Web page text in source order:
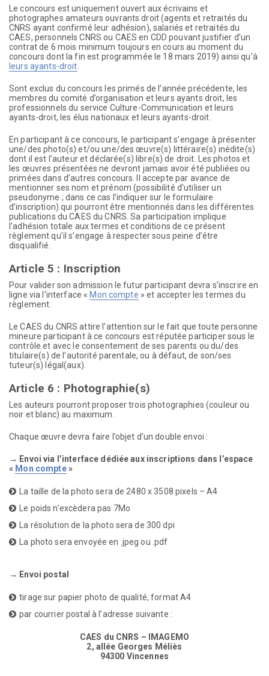
Le concours est uniquement ouvert aux écrivains et
photographes amateurs ouvrants droit (agents et retraités du
CNRS ayant confirmé leur adhésion), salariés et retraités du
CAES, personnels CNRS ou CAES en CDD pouvant justifier d’un
contrat de 6 mois minimum toujours en cours au moment du
concours dont la fin est programmée le 18 mars 2019) ainsi qu’à
leurs ayants-droit.
Sont exclus du concours les primés de l’année précédente, les
membres du comité d’organisation et leurs ayants droit, les
professionnels du service Culture-Communication et leurs
ayants-droit, les élus nationaux et leurs ayants-droit.
En participant à ce concours, le participant s’engage à présenter
une/des photo(s) et/ou une/des œuvre(s) littéraire(s) inédite(s)
dont il est l’auteur et déclarée(s) libre(s) de droit. Les photos et
les œuvres présentées ne devront jamais avoir été publiées ou
primées dans d’autres concours. Il accepte par avance de
mentionner ses nom et prénom (possibilité d’utiliser un
pseudonyme ; dans ce cas l’indiquer sur le formulaire
d’inscription) qui pourront être mentionnés dans les différentes
publications du CAES du CNRS. Sa participation implique
l’adhésion totale aux termes et conditions de ce présent
règlement qu’il s’engage à respecter sous peine d’être
disqualifié.
Article 5 : Inscription
Pour valider son admission le futur participant devra s’inscrire en
ligne via l’interface « Mon compte » et accepter les termes du
règlement.
Le CAES du CNRS attire l’attention sur le fait que toute personne
mineure participant à ce concours est réputée participer sous le
contrôle et avec le consentement de ses parents ou du/des
titulaire(s) de l’autorité parentale, ou à défaut, de son/ses
tuteur(s) légal(aux).
Article 6 : Photographie(s)
Les auteurs pourront proposer trois photographies (couleur ou
noir et blanc) au maximum.
Chaque œuvre devra faire l’objet d’un double envoi :
→ Envoi via l’interface dédiée aux inscriptions dans l’espace
« Mon compte»
La taille de la photo sera de 2480 x 3508 pixels – A4
Le poids n’excèdera pas 7Mo
La résolution de la photo sera de 300 dpi
La photo sera envoyée en .jpeg ou .pdf
→ Envoi postal
tirage sur papier photo de qualité, format A4
par courrier postal à l’adresse suivante :
CAES du CNRS – IMAGEMO
2, allée Georges Méliès
94300 Vincennes